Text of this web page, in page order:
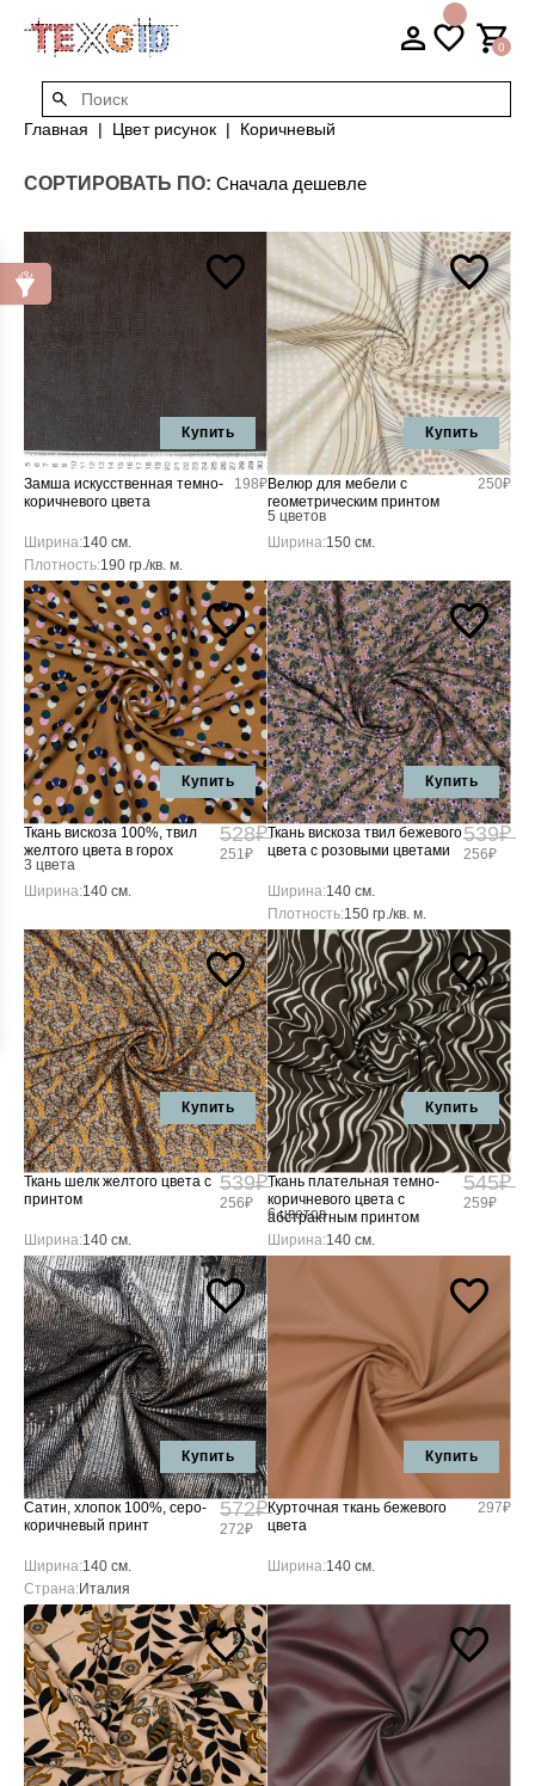
0
Главная Цвет рисунок Коричневый
СОРТИРОВАТЬ ПО:
Купить
Замша искусственная темно-
коричневого цвета
198₽
Ширина:140 см.
Плотность:190 гр./кв. м.
Купить
Велюр для мебели с
геометрическим принтом
5 цветов
250₽
Ширина:150 см.
Купить
Ткань вискоза 100%, твил
желтого цвета в горох
3 цвета
528₽
251₽
Ширина:140 см.
Купить
Ткань вискоза твил бежевого
цвета с розовыми цветами
539₽
256₽
Ширина:140 см.
Плотность:150 гр./кв. м.
Купить
Ткань шелк желтого цвета с
принтом
539₽
256₽
Ширина:140 см.
Купить
Ткань плательная темно-
коричневого цвета с
абстрактным принтом
6 цветов
545₽
259₽
Ширина:140 см.
Купить
Сатин, хлопок 100%, серо-
коричневый принт
572₽
272₽
Ширина:140 см.
Страна:Италия
Купить
Курточная ткань бежевого
цвета
297₽
Ширина:140 см.